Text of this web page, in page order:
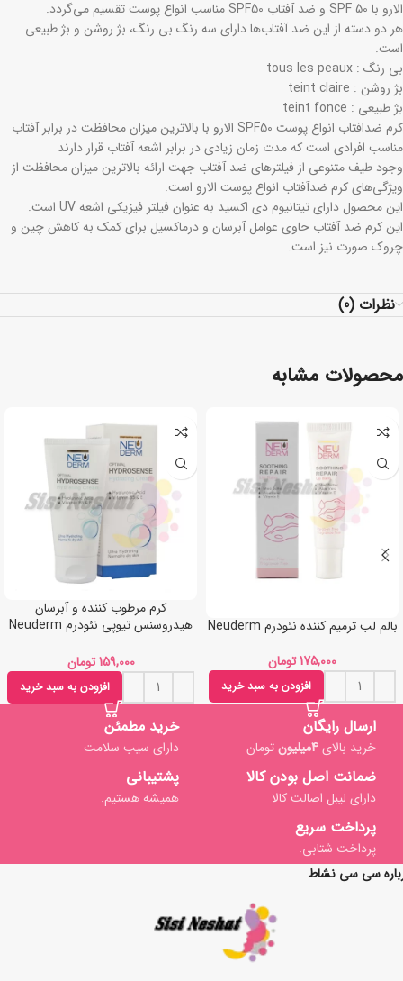
الارو با SPF 50 و ضد آفتاب SPF50 مناسب انواع پوست تقسیم می‌گردد.
هر دو دسته از این ضد آفتاب‌ها دارای سه رنگ بی رنگ، بژ روشن و بژ طبیعی
است.
بی رنگ : tous les peaux
بژ روشن : teint claire
بژ طبیعی : teint fonce
کرم ضدافتاب انواع پوست SPF50 الارو با بالاترین میزان محافظت در برابر آفتاب
مناسب افرادی است که مدت زمان زیادی در برابر اشعه آفتاب قرار دارند
وجود طیف متنوعی از فیلترهای ضد آفتاب جهت ارائه بالاترین میزان محافظت از
ویژگی‌های کرم ضدآفتاب انواع پوست الارو است.
این محصول دارای تیتانیوم دی اکسید به عنوان فیلتر فیزیکی اشعه UV است.
این کرم ضد آفتاب حاوی عوامل آبرسان و درماکسیل برای کمک به کاهش چین و
چروک صورت نیز است.
نظرات (0)
محصولات مشابه
بالم لب ترمیم کننده نئودرم Neuderm
تومان
افزودن به سبد خرید
کرم مرطوب کننده و آبرسان
هیدروسنس تیوپی نئودرم Neuderm
تومان
افزودن به سبد خرید
ارسال رایگان
خرید بالای4میلیون تومان
خرید مطمئن
دارای سیب سلامت
ضمانت اصل بودن کالا
دارای لیبل اصالت کالا
پشتیبانی
همیشه هستیم.
پرداخت سریع
پرداخت شتابی.
سی سی نشاط